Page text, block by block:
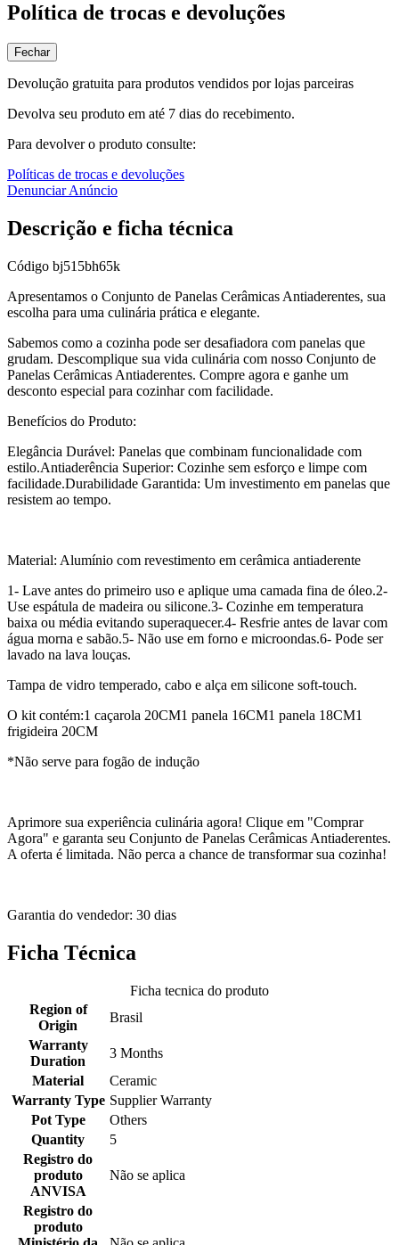
Política de trocas e devoluções
Fechar
Devolução gratuita para produtos vendidos por lojas parceiras
Devolva seu produto em até 7 dias do recebimento.
Para devolver o produto consulte:
Políticas de trocas e devoluções
Denunciar Anúncio
Descrição e ficha técnica
Código bj515bh65k
Apresentamos o Conjunto de Panelas Cerâmicas Antiaderentes, sua
escolha para uma culinária prática e elegante.
Sabemos como a cozinha pode ser desafiadora com panelas que
grudam. Descomplique sua vida culinária com nosso Conjunto de
Panelas Cerâmicas Antiaderentes. Compre agora e ganhe um
desconto especial para cozinhar com facilidade.
Benefícios do Produto:
Elegância Durável: Panelas que combinam funcionalidade com
estilo.Antiaderência Superior: Cozinhe sem esforço e limpe com
facilidade.Durabilidade Garantida: Um investimento em panelas que
resistem ao tempo.
Material: Alumínio com revestimento em cerâmica antiaderente
1- Lave antes do primeiro uso e aplique uma camada fina de óleo.2-
Use espátula de madeira ou silicone.3- Cozinhe em temperatura
baixa ou média evitando superaquecer.4- Resfrie antes de lavar com
água morna e sabão.5- Não use em forno e microondas.6- Pode ser
lavado na lava louças.
Tampa de vidro temperado, cabo e alça em silicone soft-touch.
O kit contém:1 caçarola 20CM1 panela 16CM1 panela 18CM1
frigideira 20CM
*Não serve para fogão de indução
Aprimore sua experiência culinária agora! Clique em "Comprar
Agora" e garanta seu Conjunto de Panelas Cerâmicas Antiaderentes.
A oferta é limitada. Não perca a chance de transformar sua cozinha!
Garantia do vendedor: 30 dias
Ficha Técnica
Ficha tecnica do produto
Region of
Origin
Brasil
Warranty
Duration
3 Months
Material
Ceramic
Warranty Type Supplier Warranty
Pot Type
Others
Quantity
5
Registro do
produto
ANVISA
Não se aplica
Registro do
produto